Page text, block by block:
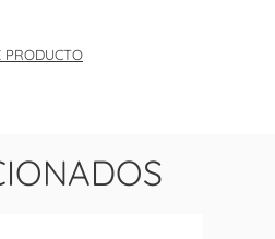
PRODUCTO